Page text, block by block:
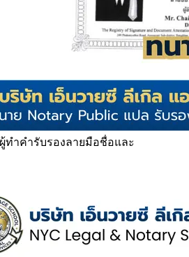
ทำคำรับรองลายมือชื่อและ